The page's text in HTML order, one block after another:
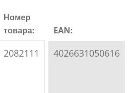
Номер
товара:
EAN:
2082111 4026631050616